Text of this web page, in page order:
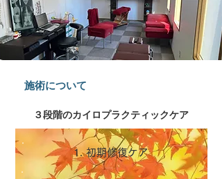
​施術について​
​３段階のカイロプラクティックケア
1. 初期修復ケア